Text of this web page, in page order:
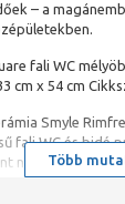
– a
fali WC
cm x 54 cm
Smyle
fali WC és bidé
nagy részben
Több